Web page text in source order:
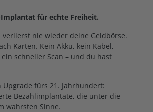
für echte Freiheit.
verlierst nie wieder deine Geldbörse.
Karten. Kein Akku, kein Kabel,
schneller Scan – und du hast
Upgrade fürs 21. Jahrhundert:
Bezahlimplantate, die unter die
wahrsten Sinne.